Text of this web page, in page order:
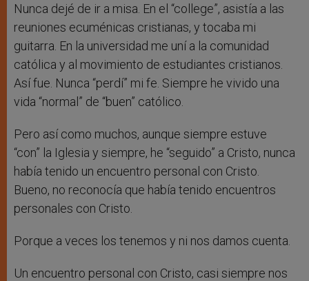
Nunca dejé de ir a misa. En el “college”, asistía a las
reuniones ecuménicas cristianas, y tocaba mi
guitarra. En la universidad me uní a la comunidad
católica y al movimiento de estudiantes cristianos.
Así fue. Nunca “perdí” mi fe. Siempre he vivido una
vida “normal” de “buen” católico.
Pero así como muchos, aunque siempre estuve
“con” la Iglesia y siempre, he “seguido” a Cristo, nunca
había tenido un encuentro personal con Cristo.
Bueno, no reconocía que había tenido encuentros
personales con Cristo.
Porque a veces los tenemos y ni nos damos cuenta.
Un encuentro personal con Cristo, casi siempre nos